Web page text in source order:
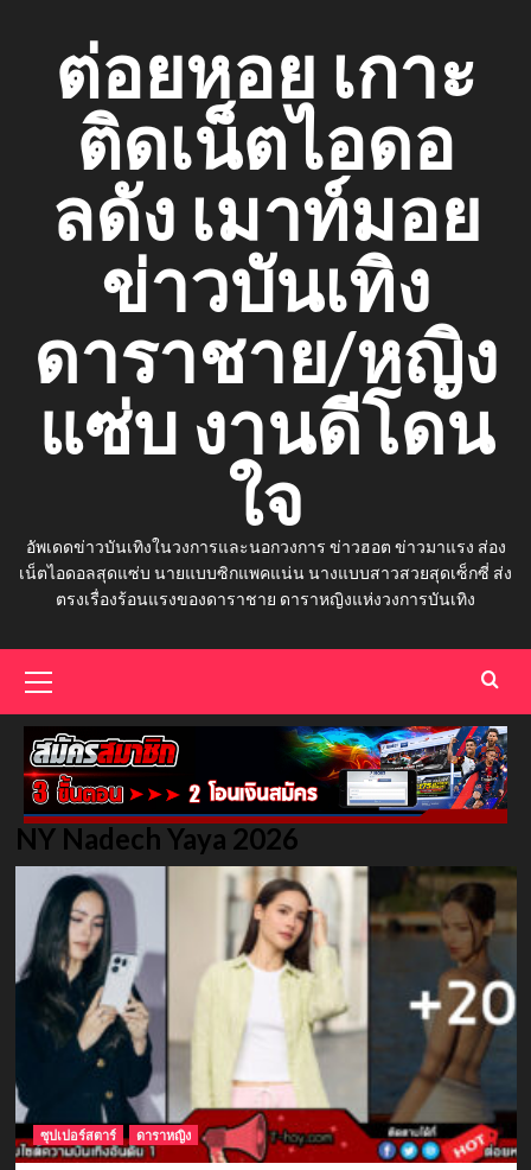
contentต่อยหอย เกาะ
ติดเน็ตไอดอ
ลดัง เมาท์มอย
ข่าวบันเทิง
ดาราชาย/หญิง
แซ่บ งานดีโดน
ใจ
อัพเดดข่าวบันเทิงในวงการและนอกวงการ ข่าวฮอต ข่าวมาแรง ส่อง
เน็ตไอดอลสุดแซ่บ นายแบบซิกแพคแน่น นางแบบสาวสวยสุดเซ็กซี่ ส่ง
ตรงเรื่องร้อนแรงของดาราชาย ดาราหญิงแห่งวงการบันเทิง
Menu
NY Nadech Yaya 2026
ซุปเปอร์สตาร์ ดาราหญิง